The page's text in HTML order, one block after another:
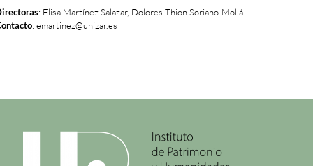
: Elisa Martínez Salazar, Dolores Thion Soriano-Mollá.
: emartinez@unizar.es